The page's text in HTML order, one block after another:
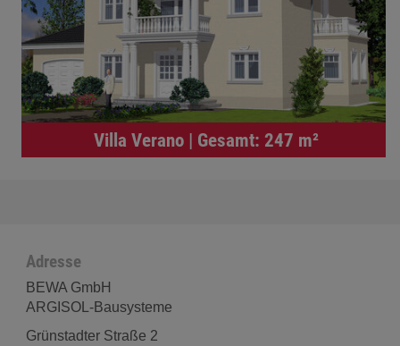
Villa Verano | Gesamt: 247 m²
Adresse
BEWA GmbH
ARGISOL-Bausysteme
Grünstadter Straße 2